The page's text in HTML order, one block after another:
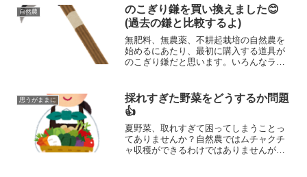
悪臭はなくなり白い菌が表面に発生して
いました。ここに生ごみ（大根やイモの
痛んだ部分）を荒く刻んで放り込んでい
ました。その後の様子を見ていただこう
と思います。
自然農
のこぎり鎌を買い換えました😊
(過去の鎌と比較するよ)
無肥料、無農薬、不耕起栽培の自然農を
始めるにあたり、最初に購入する道具が
のこぎり鎌だと思います。いろんなライ
とのあるのこぎり鎌について商品レビュ
ーをするとともに、のこぎり鎌の違いに
ついての考えも紹介しています。
思うがままに
採れすぎた野菜をどうするか問題
👍
夏野菜、取れすぎて困ってしまうことっ
てありませんか？自然農ではムチャクチ
ャ収穫ができるわけではありませんが、